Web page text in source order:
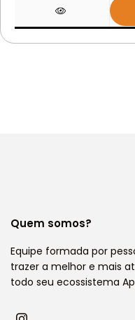
Quem somos?
Equipe formada por
trazer a melhor e mais
todo seu ecossistema